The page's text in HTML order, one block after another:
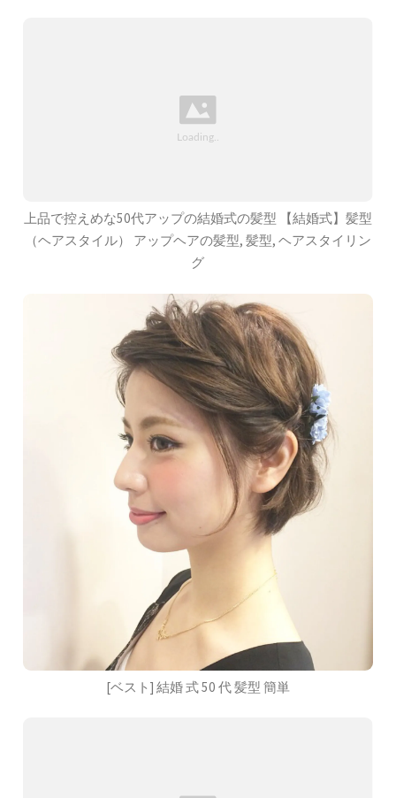
上品で控えめな50代アップの結婚式の髪型 【結婚式】髪型
（ヘアスタイル） アップヘアの髪型, 髪型, ヘアスタイリン
グ
[ベスト] 結婚 式 50 代 髪型 簡単